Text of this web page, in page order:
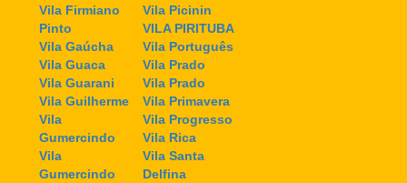
Vila Firmiano
Pinto
Vila Gaúcha
Vila Guaca
Vila Guarani
Vila Guilherme
Vila
Gumercindo
Vila
Gumercindo
Vila Picinin
VILA PIRITUBA
Vila Português
Vila Prado
Vila Prado
Vila Primavera
Vila Progresso
Vila Rica
Vila Santa
Delfina